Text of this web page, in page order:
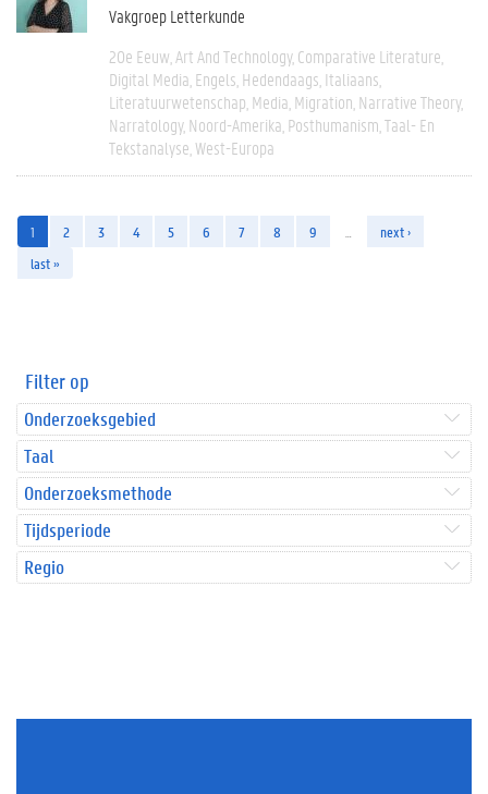
Vakgroep Letterkunde
20e Eeuw Art And Technology Comparative Literature
Digital Media Engels Hedendaags Italiaans
Literatuurwetenschap Media Migration Narrative Theory
Narratology Noord-Amerika Posthumanism Taal- En
Tekstanalyse West-Europa
1 2 3 4 5 6 7 8 9
next ›
last »
Filter op
Onderzoeksgebied
Taal
Onderzoeksmethode
Tijdsperiode
Regio